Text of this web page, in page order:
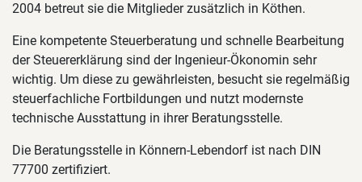
2004 betreut sie die Mitglieder zusätzlich in Köthen.
Eine kompetente Steuerberatung und schnelle Bearbeitung
der Steuererklärung sind der Ingenieur-Ökonomin sehr
wichtig. Um diese zu gewährleisten, besucht sie regelmäßig
steuerfachliche Fortbildungen und nutzt modernste
technische Ausstattung in ihrer Beratungsstelle.
Die Beratungsstelle in Könnern-Lebendorf ist nach DIN
77700 zertifiziert.